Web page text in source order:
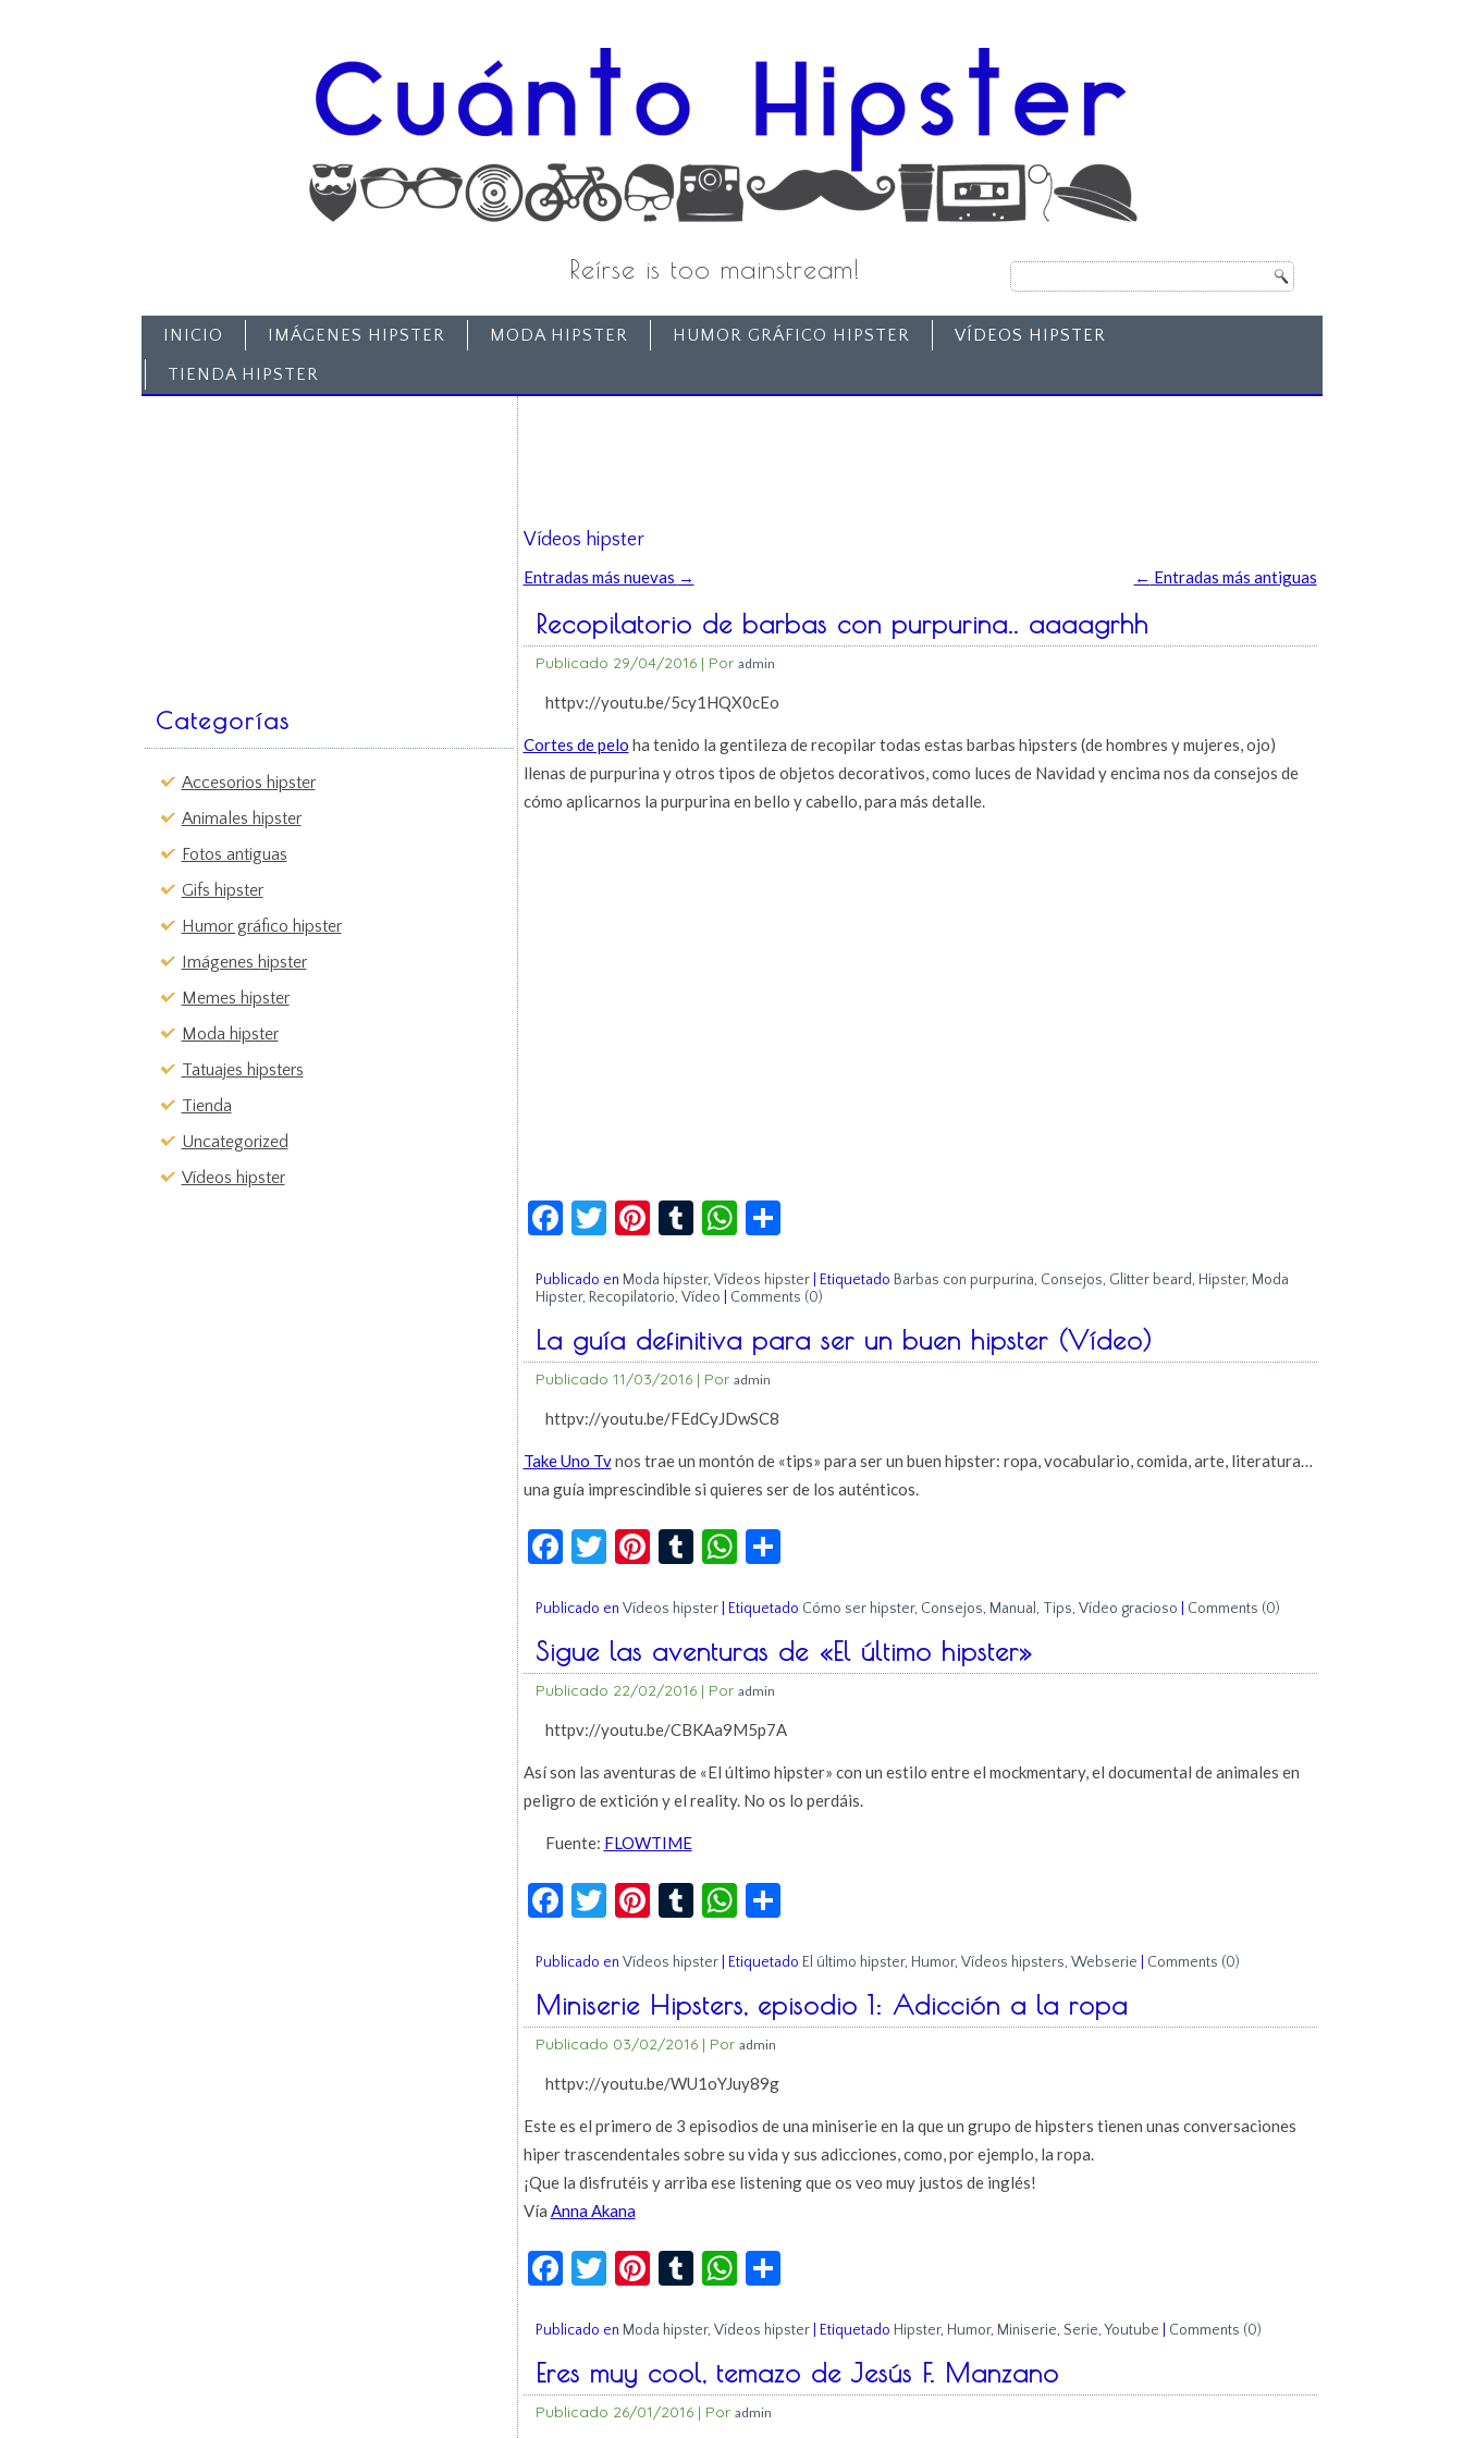
Reírse is too mainstream!
INICIO IMÁGENES HIPSTER MODA HIPSTER HUMOR GRÁFICO HIPSTER
VÍDEOS HIPSTER
TIENDA HIPSTER
Categorías
Accesorios hipster
Animales hipster
Fotos antiguas
Gifs hipster
Humor gráfico hipster
Imágenes hipster
Memes hipster
Moda hipster
Tatuajes hipsters
Tienda
Uncategorized
Vídeos hipster
Vídeos hipster
Entradas más nuevas → ← Entradas más antiguas
Recopilatorio de barbas con purpurina.. aaaagrhh
Publicado 29/04/2016| Por admin
httpv://youtu.be/5cy1HQX0cEo
Cortes de pelo ha tenido la gentileza de recopilar todas estas barbas hipsters (de hombres y mujeres, ojo)
llenas de purpurina y otros tipos de objetos decorativos, como luces de Navidad y encima nos da consejos de
cómo aplicarnos la purpurina en bello y cabello, para más detalle.
Facebook
Twitter
Pinterest
TumblrWhatsApp
Compartir
Publicado en Moda hipster, Vídeos hipster| Etiquetado Barbas con purpurina, Consejos, Glitter beard, Hipster, Moda
Hipster, Recopilatorio, Vídeo Comments (0)
La guía definitiva para ser un buen hipster (Vídeo)
Publicado 11/03/2016| Por admin
httpv://youtu.be/FEdCyJDwSC8
Take Uno Tvnos trae un montón de «tips» para ser un buen hipster: ropa, vocabulario, comida, arte, literatura…
una guía imprescindible si quieres ser de los auténticos.
Facebook
Twitter
Pinterest
TumblrWhatsApp
Compartir
Publicado en Vídeos hipster| Etiquetado Cómo ser hipster, Consejos, Manual , Tips, Vídeo gracioso Comments (0)
Sigue las aventuras de «El último hipster»
Publicado 22/02/2016| Por admin
httpv://youtu.be/CBKAa9M5p7A
Así son las aventuras de «El último hipster» con un estilo entre el mockmentary, el documental de animales en
peligro de extición y el reality. No os lo perdáis.
Fuente: FLOWTIME
Facebook
Twitter
Pinterest
TumblrWhatsApp
Compartir
Publicado en Vídeos hipster| Etiquetado El último hipster, Humor, Vídeos hipsters, Webserie Comments (0)
Miniserie Hipsters, episodio 1: Adicción a la ropa
Publicado 03/02/2016| Por admin
httpv://youtu.be/WU1oYJuy89g
Este es el primero de 3 episodios de una miniserie en la que un grupo de hipsters tienen unas conversaciones
hiper trascendentales sobre su vida y sus adicciones, como, por ejemplo, la ropa.
¡Que la disfrutéis y arriba ese listening que os veo muy justos de inglés!
Vía Anna Akana
Facebook
Twitter
Pinterest
TumblrWhatsApp
Compartir
Publicado en Moda hipster, Vídeos hipster| Etiquetado Hipster, Humor, Miniserie, Serie,Youtube Comments (0)
Eres muy cool, temazo de Jesús F. Manzano
Publicado 26/01/2016| Por admin